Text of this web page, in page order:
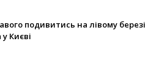
подивитись на лівому березі
Києві